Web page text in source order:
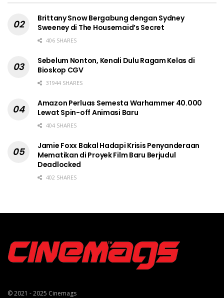
Brittany Snow Bergabung dengan Sydney
Sweeney di The Housemaid’s Secret
406 SHARES
Sebelum Nonton, Kenali Dulu Ragam Kelas di
Bioskop CGV
31944 SHARES
Amazon Perluas Semesta Warhammer 40.000
Lewat Spin-off Animasi Baru
404 SHARES
Jamie Foxx Bakal Hadapi Krisis Penyanderaan
Mematikan di Proyek Film Baru Berjudul
Deadlocked
402 SHARES
© 2021 - 2025 Cinemags